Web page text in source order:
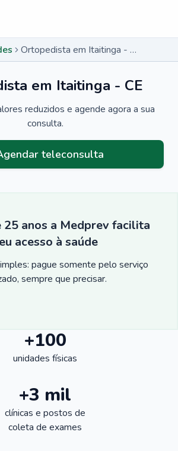
Ortopedista em Itaitinga - CE
em Itaitinga - CE
reduzidos e agende agora a sua
consulta.
teleconsulta
25 anos a Medprev facilita
acesso à saúde
pague somente pelo serviço
sempre que precisar.
+100
unidades físicas
+3 mil
clínicas e postos de
coleta de exames